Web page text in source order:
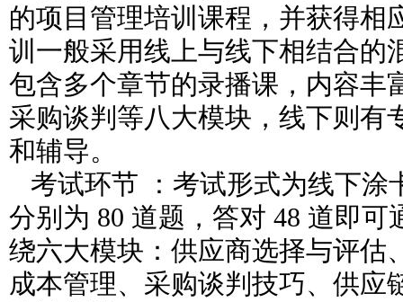
的项目管理培训课程，并获得相
训一般采用线上与线下相结合的
包含多个章节的录播课，内容丰
采购谈判等八大模块，线下则有
和辅导。
考试环节 ：考试形式为线下涂
分别为 80 道题，答对 48 道即
绕六大模块：供应商选择与评估
成本管理、采购谈判技巧、供应